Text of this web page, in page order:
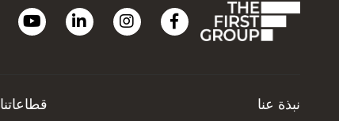
نبذة عنا قطاعاتنا